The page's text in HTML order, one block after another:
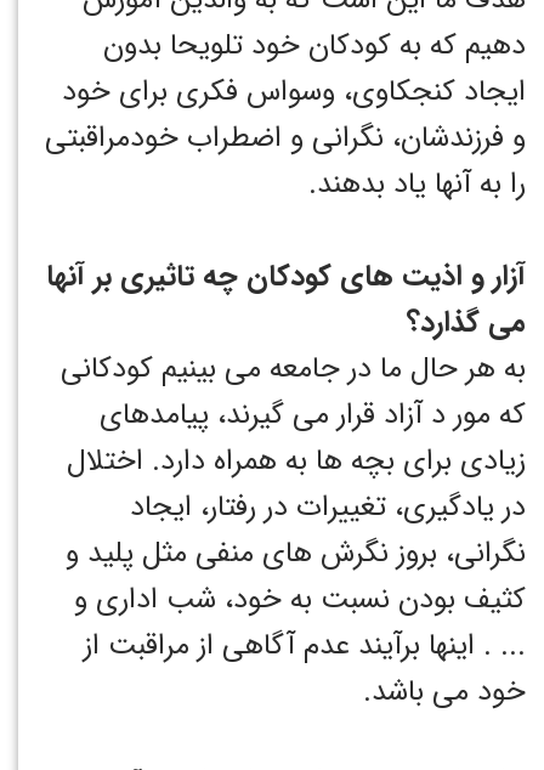
دهیم که به کودکان خود تلویحا بدون
ایجاد کنجکاوی، وسواس فکری برای خود
و فرزندشان، نگرانی و اضطراب خودمراقبتی
را به آنها یاد بدهند.
آزار و اذیت های کودکان چه تاثیری بر آنها
می گذارد؟
به هر حال ما در جامعه می بینیم کودکانی
که مور د آزاد قرار می گیرند، پیامدهای
زیادی برای بچه ها به همراه دارد. اختلال
در یادگیری، تغییرات در رفتار، ایجاد
نگرانی، بروز نگرش های منفی مثل پلید و
کثیف بودن نسبت به خود، شب اداری و
... . اینها برآیند عدم آگاهی از مراقبت از
خود می باشد.